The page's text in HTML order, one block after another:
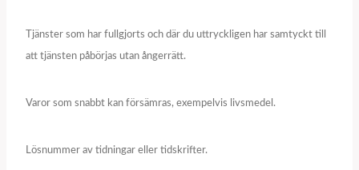
Tjänster som har fullgjorts och där du uttryckligen har samtyckt till
att tjänsten påbörjas utan ångerrätt.
Varor som snabbt kan försämras, exempelvis livsmedel.
Lösnummer av tidningar eller tidskrifter.